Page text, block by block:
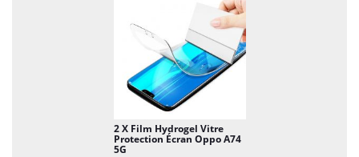
2 X Film Hydrogel Vitre
Protection Écran Oppo A74
5G